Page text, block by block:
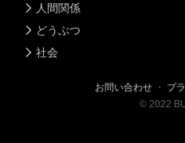
人間関係
どうぶつ
社会
お問い合わせ ・ プ
© 2022